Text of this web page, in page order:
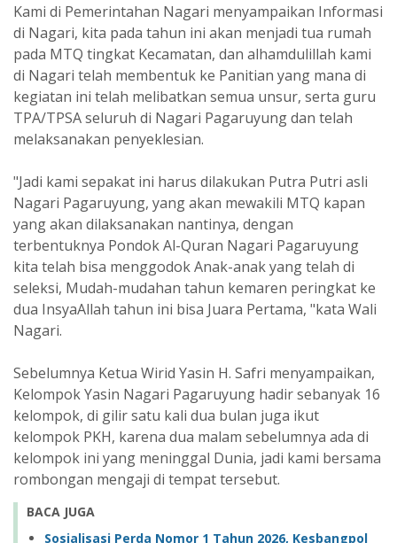
Kami di Pemerintahan Nagari menyampaikan Informasi
di Nagari, kita pada tahun ini akan menjadi tua rumah
pada MTQ tingkat Kecamatan, dan alhamdulillah kami
di Nagari telah membentuk ke Panitian yang mana di
kegiatan ini telah melibatkan semua unsur, serta guru
TPA/TPSA seluruh di Nagari Pagaruyung dan telah
melaksanakan penyeklesian.
"Jadi kami sepakat ini harus dilakukan Putra Putri asli
Nagari Pagaruyung, yang akan mewakili MTQ kapan
yang akan dilaksanakan nantinya, dengan
terbentuknya Pondok Al-Quran Nagari Pagaruyung
kita telah bisa menggodok Anak-anak yang telah di
seleksi, Mudah-mudahan tahun kemaren peringkat ke
dua InsyaAllah tahun ini bisa Juara Pertama, "kata Wali
Nagari.
Sebelumnya Ketua Wirid Yasin H. Safri menyampaikan,
Kelompok Yasin Nagari Pagaruyung hadir sebanyak 16
kelompok, di gilir satu kali dua bulan juga ikut
kelompok PKH, karena dua malam sebelumnya ada di
kelompok ini yang meninggal Dunia, jadi kami bersama
rombongan mengaji di tempat tersebut.
BACA JUGA
Sosialisasi Perda Nomor 1 Tahun 2026, Kesbangpol